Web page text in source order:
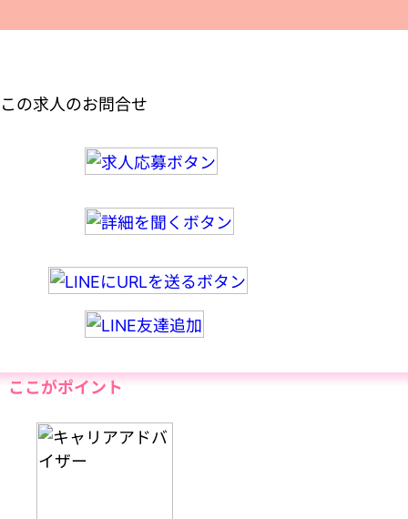
この求人のお問合せ
ここがポイント